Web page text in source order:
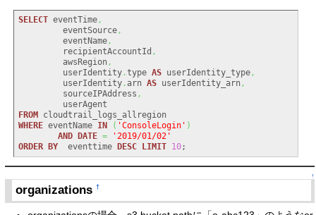
SELECT eventTime,
         eventSource
,
         eventName
,
         recipientAccountId
,
         awsRegion
,
         userIdentity
.type AS userIdentity_type,
         userIdentity
. arn AS userIdentity_arn,
         sourceIPAddress
,
FROM
cloudtrail_logs_allregion
WHERE eventName IN ( 'ConsoleLogin' )
AND
DATE =
'2019/01/02'
ORDER
BY
  eventtime
DESC LIMIT 10;
↑
organizations†